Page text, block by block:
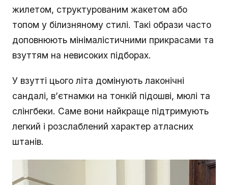
жилетом, структурованим жакетом або
топом у білизняному стилі. Такі образи часто
доповнюють мінімалістичними прикрасами та
взуттям на невисоких підборах.
У взутті цього літа домінують лаконічні
сандалі, в’єтнамки на тонкій підошві, мюлі та
слінгбеки. Саме вони найкраще підтримують
легкий і розслаблений характер атласних
штанів.